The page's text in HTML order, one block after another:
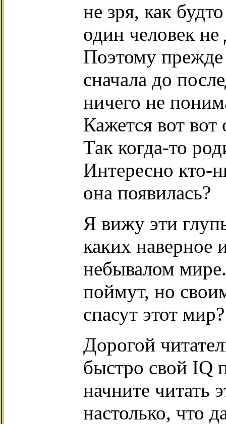
не зря, как
один человек не
Поэтому прежде
сначала до
ничего не
Кажется вот вот
Так когда-то
Интересно кто-
она появилась?
Я вижу эти
каких наверное
небывалом
поймут, но
спасут этот
Дорогой
быстро свой IQ
начните читать
настолько, что